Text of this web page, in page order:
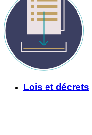
Lois et décrets